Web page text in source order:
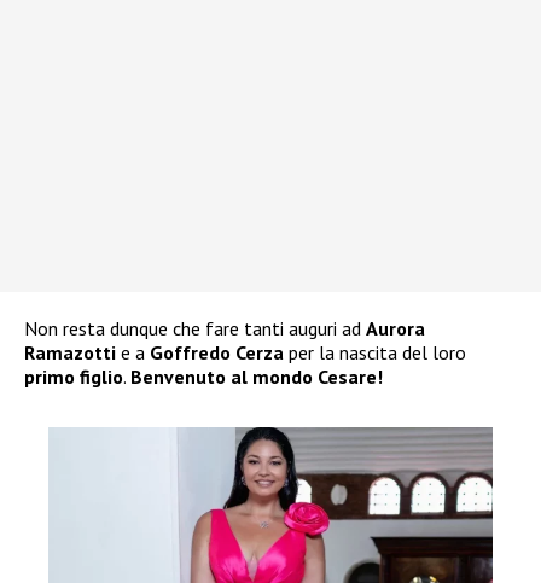
Non resta dunque che fare tanti auguri ad Aurora
Ramazotti e a Goffredo Cerza per la nascita del loro
primo figlio. Benvenuto al mondo Cesare!